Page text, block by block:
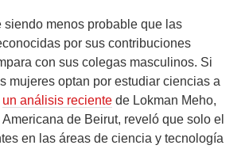
siendo menos probable que las
por sus contribuciones
con sus colegas masculinos. Si
mujeres optan por estudiar ciencias a
un análisis reciente de Lokman Meho,
de Beirut, reveló que solo el
en las áreas de ciencia y tecnología